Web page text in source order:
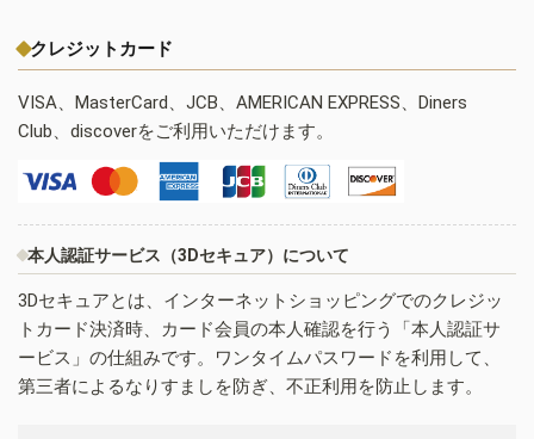
クレジットカード
VISA、MasterCard、JCB、AMERICAN EXPRESS、Diners
Club、discoverをご利用いただけます。
本人認証サービス（3Dセキュア）について
3Dセキュアとは、インターネットショッピングでのクレジッ
トカード決済時、カード会員の本人確認を行う「本人認証サ
ービス」の仕組みです。ワンタイムパスワードを利用して、
第三者によるなりすましを防ぎ、不正利用を防止します。